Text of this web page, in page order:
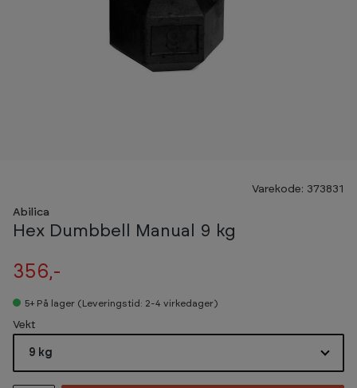
Varekode: 373831
Abilica
Hex Dumbbell Manual 9 kg
356,-
5+ På lager (Leveringstid: 2-4 virkedager)
Select
Vekt
9 kg